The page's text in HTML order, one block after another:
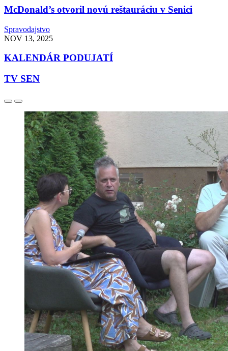
McDonald’s otvoril novú reštauráciu v Senici
Spravodajstvo
NOV 13, 2025
KALENDÁR PODUJATÍ
TV SEN